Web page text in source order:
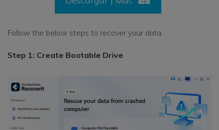
Follow the below steps to recover your data:
Step 1: Create Bootable Drive